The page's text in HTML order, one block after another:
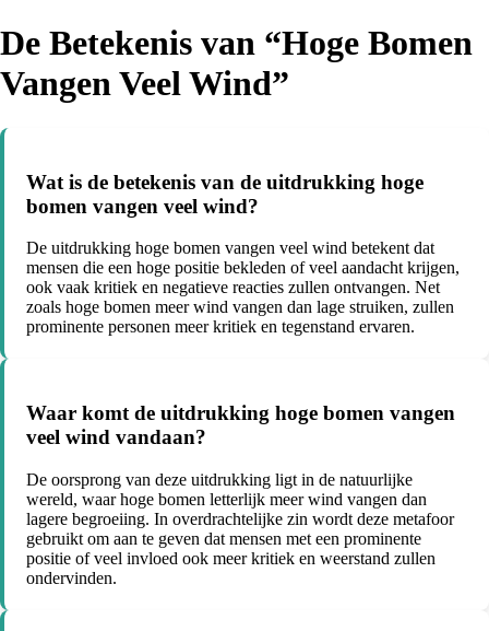
De Betekenis van “Hoge Bomen
Vangen Veel Wind”
Wat is de betekenis van de uitdrukking hoge
bomen vangen veel wind?
De uitdrukking hoge bomen vangen veel wind betekent dat
mensen die een hoge positie bekleden of veel aandacht krijgen,
ook vaak kritiek en negatieve reacties zullen ontvangen. Net
zoals hoge bomen meer wind vangen dan lage struiken, zullen
prominente personen meer kritiek en tegenstand ervaren.
Waar komt de uitdrukking hoge bomen vangen
veel wind vandaan?
De oorsprong van deze uitdrukking ligt in de natuurlijke
wereld, waar hoge bomen letterlijk meer wind vangen dan
lagere begroeiing. In overdrachtelijke zin wordt deze metafoor
gebruikt om aan te geven dat mensen met een prominente
positie of veel invloed ook meer kritiek en weerstand zullen
ondervinden.